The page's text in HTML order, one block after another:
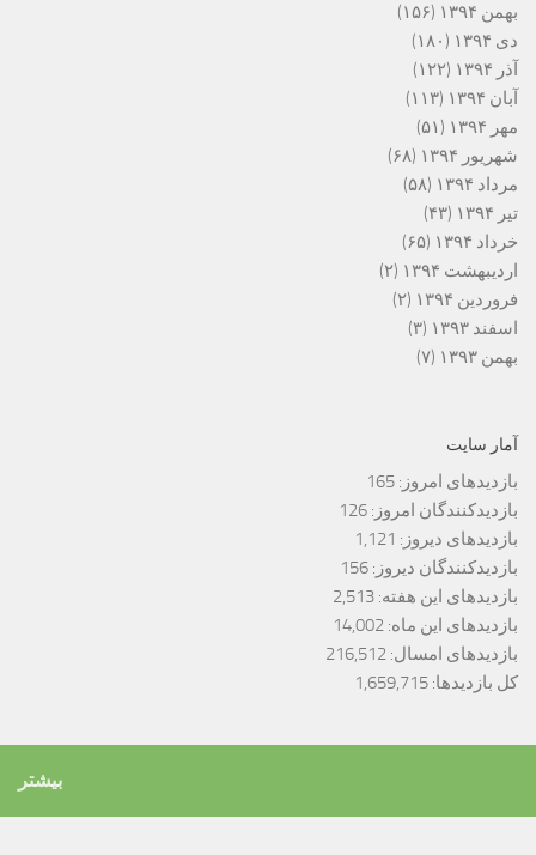
بهمن ۱۳۹۴
(۱۵۶)
دی ۱۳۹۴
(۱۸۰)
آذر ۱۳۹۴
(۱۲۲)
آبان ۱۳۹۴
(۱۱۳)
مهر ۱۳۹۴
(۵۱)
شهریور ۱۳۹۴
(۶۸)
مرداد ۱۳۹۴
(۵۸)
تیر ۱۳۹۴
(۴۳)
خرداد ۱۳۹۴
(۶۵)
اردیبهشت ۱۳۹۴
(۲)
فروردین ۱۳۹۴
(۲)
اسفند ۱۳۹۳
(۳)
بهمن ۱۳۹۳
(۷)
آمار سایت
بازدیدهای امروز: 165
بازدیدکنندگان امروز: 126
بازدیدهای دیروز: 1,121
بازدیدکنندگان دیروز: 156
بازدیدهای این هفته: 2,513
بازدیدهای این ماه: 14,002
بازدیدهای امسال: 216,512
کل بازدیدها: 1,659,715
بیشتر